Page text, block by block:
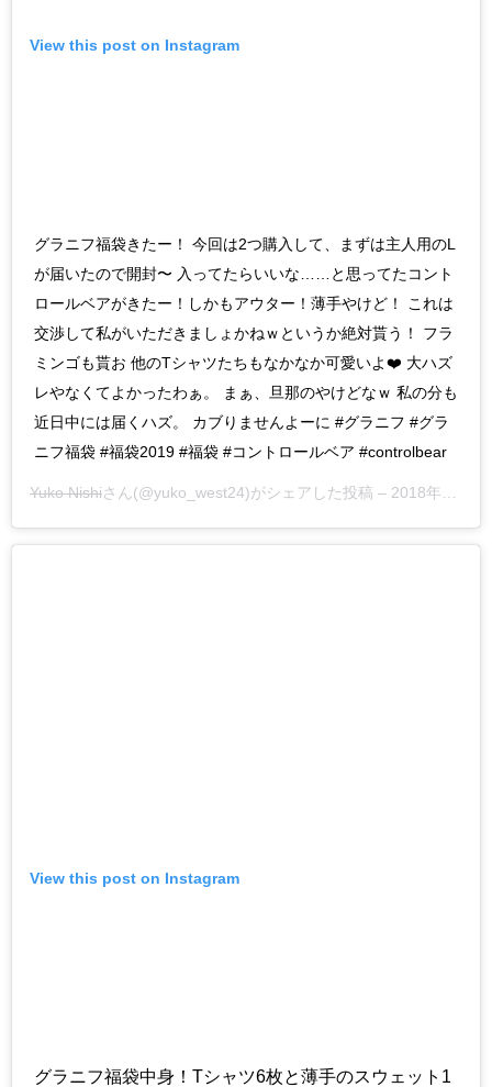
View this post on Instagram
グラニフ福袋きたー！ 今回は2つ購入して、まずは主人用のL
が届いたので開封〜 入ってたらいいな……と思ってたコント
ロールベアがきたー！しかもアウター！薄手やけど！ これは
交渉して私がいただきましょかねｗというか絶対貰う！ フラ
ミンゴも貰お 他のTシャツたちもなかなか可愛いよ❤️ 大ハズ
レやなくてよかったわぁ。 まぁ、旦那のやけどなｗ 私の分も
近日中には届くハズ。 カブりませんよーに #グラニフ #グラ
ニフ福袋 #福袋2019 #福袋 #コントロールベア #controlbear
Yuko Nishiさん(@yuko_west24)がシェアした投稿 – 2018年12月月31日午後10時02分PST
View this post on Instagram
グラニフ福袋中身！Tシャツ6枚と薄手のスウェット1